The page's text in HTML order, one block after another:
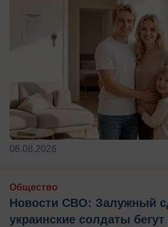
06.08.2026
Общество
Новости СВО: Залужный
украинские солдаты